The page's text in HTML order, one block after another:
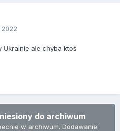
2022
Ukrainie ale chyba ktoś
do archiwum
w archiwum. Dodawanie